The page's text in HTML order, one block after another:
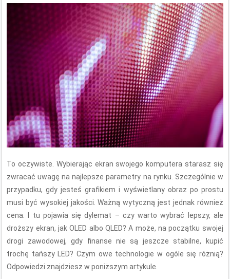
To oczywiste. Wybierając ekran swojego komputera starasz się
zwracać uwagę na najlepsze parametry na rynku. Szczególnie w
przypadku, gdy jesteś grafikiem i wyświetlany obraz po prostu
musi być wysokiej jakości. Ważną wytyczną jest jednak również
cena. I tu pojawia się dylemat – czy warto wybrać lepszy, ale
droższy ekran, jak OLED albo QLED? A może, na początku swojej
drogi zawodowej, gdy finanse nie są jeszcze stabilne, kupić
trochę tańszy LED? Czym owe technologie w ogóle się różnią?
Odpowiedzi znajdziesz w poniższym artykule.